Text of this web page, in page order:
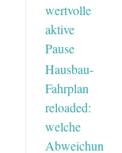
wertvolle
aktive
Pause
Hausbau-
Fahrplan
reloaded:
welche
Abweichun